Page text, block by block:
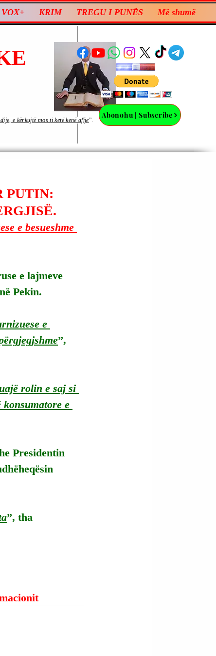
VOX+ KRIM TREGU I PUNËS Më shumë
Abonohu | Subscribe
e kërkujtë mos ti ketë kenë afije”.
PUTIN:
e besueshme
e lajmeve
Pekin.
e
”,
rolin e saj si
konsumatore e
Presidentin
”, tha